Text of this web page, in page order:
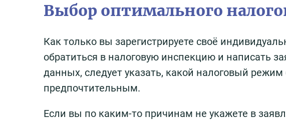
Выбор оптимального
Как только вы зарегистрируете своё
обратиться в налоговую инспекцию и написать
данных, следует указать, какой налоговый режим
предпочтительным.
Если вы по каким-то причинам не укажете в